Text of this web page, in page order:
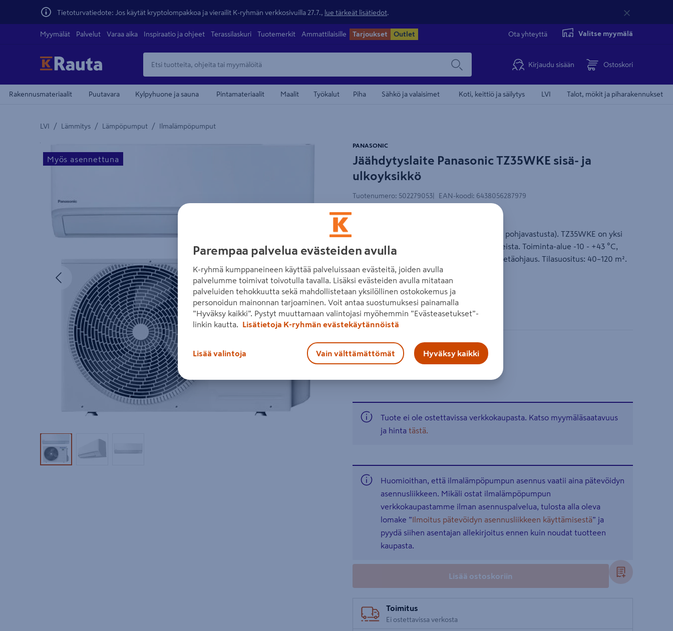
Tietoturvatiedote: Jos käytät kryptolompakkoa ja vierailit K-ryhmän verkkosivuilla 27.7., lue tärkeät lisätiedot
Myymälät Palvelut Varaa aika Inspiraatio ja ohjeet Terassilaskuri Tuotemerkit Ammattilaisille Tarjoukset Outlet Ota yhteyttä Valitse myymälä
Kirjaudu sisään Ostoskori
Rakennusmateriaalit Puutavara Kylpyhuone ja sauna Pintamateriaalit Maalit Työkalut Piha Sähkö ja valaisimet Koti, keittiö ja säilytys LVI Talot, mökit ja piharakennukset
LVI / Lämmitys / Lämpöpumput / Ilmalämpöpumput
Yksityiskohtainen kuvaus löytyy Tuotteen kuvaus -maamerkistä
Myös asennettuna Myös asennettuna
Seuraava
Tuotekuva 1Tuotekuva 2Tuotekuva 3
Jäähdytyslaite Panasonic TZ35WKE sisä- ja
ulkoyksikkö
PANASONIC
Tuotenumero: 502279053 EAN-koodi: 6438056287979
Panasonic TZ35WKE jäähdytyskäyttöön (ei pohjavastusta). TZ35WKE on yksi
markkinoiden hiljaisimmista jäähdytyslaitteista. Toiminta-alue -10 - +43 °C,
energialuokka A++ ja kylmäaine R32. Wifi-etäohjaus. Tilasuositus: 40–120 m².
Lue koko tuotekuvaus
A++
Katso vastuullisuustiedot
Tuote ei ole ostettavissa verkkokaupasta. Katso myymäläsaatavuus
ja hinta tästä.
Huomioithan, että ilmalämpöpumpun asennus vaatii aina pätevöidyn
asennusliikkeen. Mikäli ostat ilmalämpöpumpun
verkkokaupastamme ilman asennuspalvelua, tulosta alla oleva
lomake ”Ilmoitus pätevöidyn asennusliikkeen käyttämisestä” ja
pyydä siihen asentajan allekirjoitus ennen kuin noudat tuotteen
kaupasta.
Lisää ostoskoriin
Toimitus
Ei ostettavissa verkosta
Parempaa palvelua evästeiden avulla
K-ryhmä kumppaneineen käyttää palveluissaan evästeitä, joiden avulla
palvelumme toimivat toivotulla tavalla. Lisäksi evästeiden avulla mitataan
palveluiden tehokkuutta sekä mahdollistetaan yksilöllinen ostokokemus ja
personoidun mainonnan tarjoaminen. Voit antaa suostumuksesi painamalla
”Hyväksy kaikki”. Pystyt muuttamaan valintojasi myöhemmin ”Evästeasetukset”-
linkin kautta.
Lisätietoja K-ryhmän evästekäytännöistä
Lisää valintoja Vain välttämättömät Hyväksy kaikki